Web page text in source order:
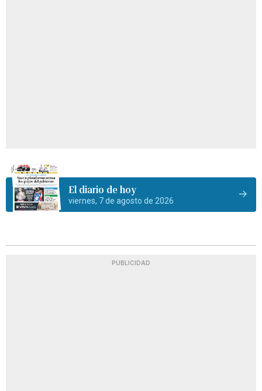
El diario de hoy
viernes, 7 de agosto de 2026
PUBLICIDAD